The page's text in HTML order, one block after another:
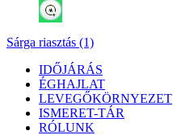
Sárga riasztás (1)
IDŐJÁRÁS
ÉGHAJLAT
LEVEGŐKÖRNYEZET
ISMERET-TÁR
RÓLUNK